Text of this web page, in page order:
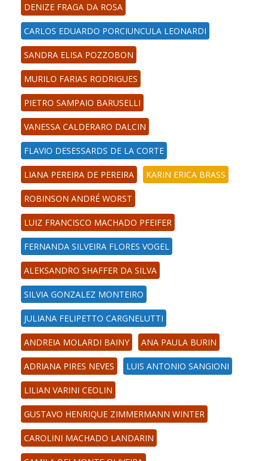
DENIZE FRAGA DA ROSA
CARLOS EDUARDO PORCIUNCULA LEONARDI
SANDRA ELISA POZZOBON
MURILO FARIAS RODRIGUES
PIETRO SAMPAIO BARUSELLI
VANESSA CALDERARO DALCIN
FLAVIO DESESSARDS DE LA CORTE
LIANA PEREIRA DE PEREIRA KARIN ERICA BRASS
ROBINSON ANDRÉ WORST
LUIZ FRANCISCO MACHADO PFEIFER
FERNANDA SILVEIRA FLORES VOGEL
ALEKSANDRO SHAFFER DA SILVA
SILVIA GONZALEZ MONTEIRO
JULIANA FELIPETTO CARGNELUTTI
ANDREIA MOLARDI BAINY ANA PAULA BURIN
ADRIANA PIRES NEVES LUIS ANTONIO SANGIONI
LILIAN VARINI CEOLIN
GUSTAVO HENRIQUE ZIMMERMANN WINTER
CAROLINI MACHADO LANDARIN